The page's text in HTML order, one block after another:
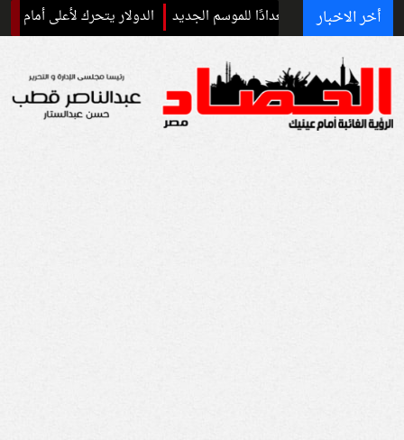
أخر الاخبار
استعدادًا للموسم الجديد الدولار يتحرك لأعلى أمام الجنيه..